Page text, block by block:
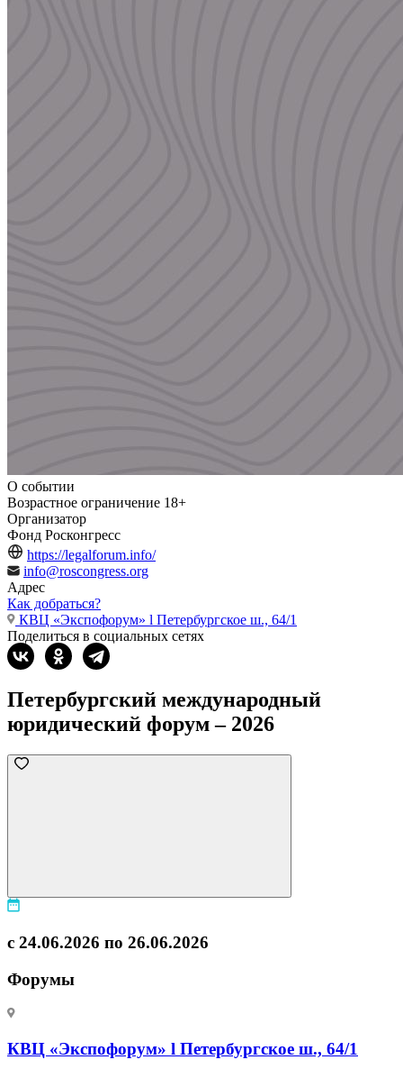
О событии
Возрастное ограничение 18+
Организатор
Фонд Росконгресс
https://legalforum.info/
info@roscongress.org
Адрес
Как добраться?
КВЦ «Экспофорум» l Петербургское ш., 64/1
Поделиться в социальных сетях
Петербургский международный
юридический форум – 2026
с 24.06.2026 по 26.06.2026
Форумы
КВЦ «Экспофорум» l Петербургское ш., 64/1